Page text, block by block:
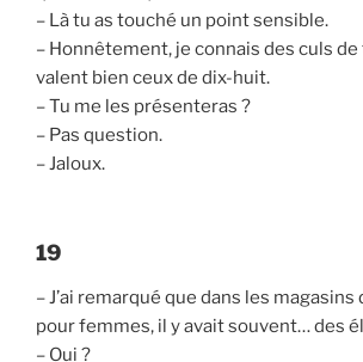
– Là tu as touché un point sensible.
– Honnêtement, je connais des culs
valent bien ceux de dix-huit.
– Tu me les présenteras ?
– Pas question.
– Jaloux.
19
– J’ai remarqué que dans les
pour femmes, il y avait souvent… des
– Oui ?